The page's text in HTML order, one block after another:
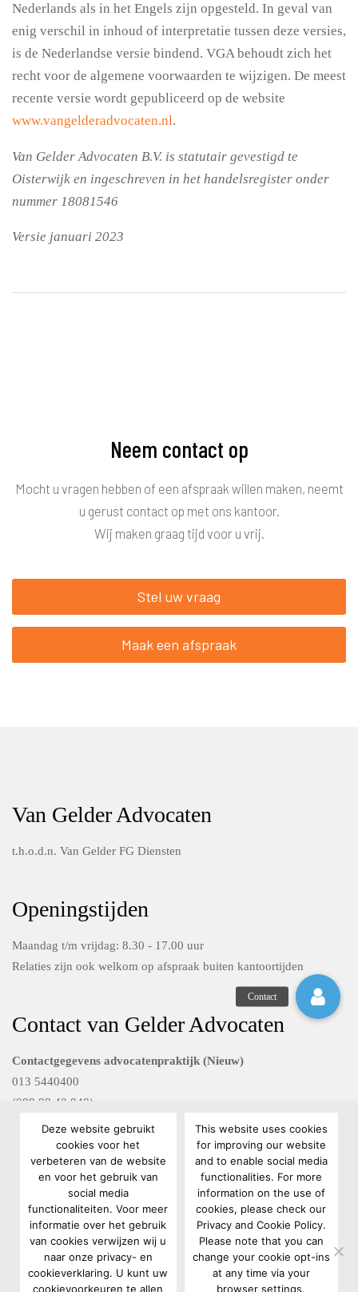
Nederlands als in het Engels zijn opgesteld. In geval van
enig verschil in inhoud of interpretatie tussen deze versies,
is de Nederlandse versie bindend. VGA behoudt zich het
recht voor de algemene voorwaarden te wijzigen. De meest
recente versie wordt gepubliceerd op de website
www.vangelderadvocaten.nl.
Van Gelder Advocaten B.V. is statutair gevestigd te
Oisterwijk en ingeschreven in het handelsregister onder
nummer 18081546
Versie januari 2023
Neem contact op
Mocht u vragen hebben of een afspraak willen maken, neemt
u gerust contact op met ons kantoor.
Wij maken graag tijd voor u vrij.
Stel uw vraag
Maak een afspraak
Van Gelder Advocaten
t.h.o.d.n. Van Gelder FG Diensten
Openingstijden
Maandag t/m vrijdag: 8.30 - 17.00 uur
Relaties zijn ook welkom op afspraak buiten kantoortijden
Contact van Gelder Advocaten
Contactgegevens advocatenpraktijk (Nieuw)
013 5440400
(088 88 40 840)
Contactgegevens Van Gelder FG diensten
088 88 40 801
privacyrecht@vangelderadvocaten.nl
Deze website gebruikt
cookies voor het
verbeteren van de website
en voor het gebruik van
social media
functionaliteiten. Voor meer
informatie over het gebruik
van cookies verwijzen wij u
naar onze privacy- en
cookieverklaring. U kunt uw
cookievoorkeuren te allen
This website uses cookies
for improving our website
and to enable social media
functionalities. For more
information on the use of
cookies, please check our
Privacy and Cookie Policy.
Please note that you can
change your cookie opt-ins
at any time via your
browser settings.